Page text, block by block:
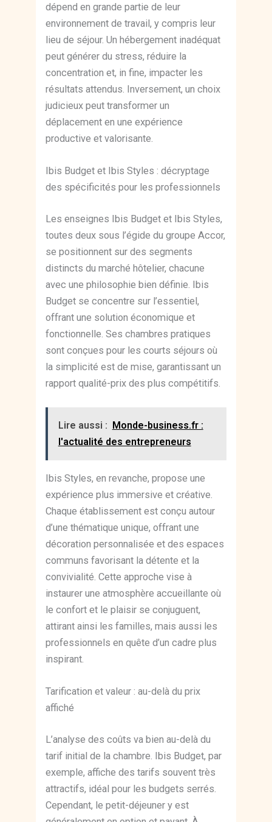
dépend en grande partie de leur
environnement de travail, y compris leur
lieu de séjour. Un hébergement inadéquat
peut générer du stress, réduire la
concentration et, in fine, impacter les
résultats attendus. Inversement, un choix
judicieux peut transformer un
déplacement en une expérience
productive et valorisante.
Ibis Budget et Ibis Styles : décryptage
des spécificités pour les professionnels
Les enseignes Ibis Budget et Ibis Styles,
toutes deux sous l’égide du groupe Accor,
se positionnent sur des segments
distincts du marché hôtelier, chacune
avec une philosophie bien définie. Ibis
Budget se concentre sur l’essentiel,
offrant une solution économique et
fonctionnelle. Ses chambres pratiques
sont conçues pour les courts séjours où
la simplicité est de mise, garantissant un
rapport qualité-prix des plus compétitifs.
Lire aussi :
Monde-business.fr :
l'actualité des entrepreneurs
Ibis Styles, en revanche, propose une
expérience plus immersive et créative.
Chaque établissement est conçu autour
d’une thématique unique, offrant une
décoration personnalisée et des espaces
communs favorisant la détente et la
convivialité. Cette approche vise à
instaurer une atmosphère accueillante où
le confort et le plaisir se conjuguent,
attirant ainsi les familles, mais aussi les
professionnels en quête d’un cadre plus
inspirant.
Tarification et valeur : au-delà du prix
affiché
L’analyse des coûts va bien au-delà du
tarif initial de la chambre. Ibis Budget, par
exemple, affiche des tarifs souvent très
attractifs, idéal pour les budgets serrés.
Cependant, le petit-déjeuner y est